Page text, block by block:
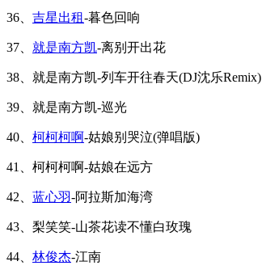
36、 吉星出租-暮色回响
37、 就是南方凯-离别开出花
38、就是南方凯-列车开往春天(DJ沈乐Remix)
39、就是南方凯-巡光
40、 柯柯柯啊-姑娘别哭泣(弹唱版)
41、柯柯柯啊-姑娘在远方
42、 蓝心羽-阿拉斯加海湾
43、梨笑笑-山茶花读不懂白玫瑰
44、 林俊杰-江南